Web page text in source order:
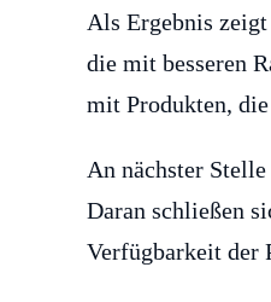
Als Ergebnis
die mit besseren
mit Produkten,
An nächster
Daran schließen
Verfügbarkeit der